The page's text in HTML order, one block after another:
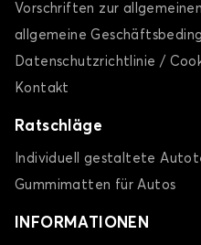
Vorschriften zur
allgemeine
Datenschutzrichtlinie /
Kontakt
Ratschläge
Individuell gestaltete
Gummimatten für Autos
INFORMATIONEN